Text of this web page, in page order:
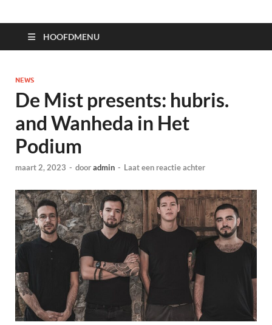
HOOFDMENU
NEWS
De Mist presents: hubris.
and Wanheda in Het
Podium
maart 2, 2023 - dooradmin - Laat een reactie achter